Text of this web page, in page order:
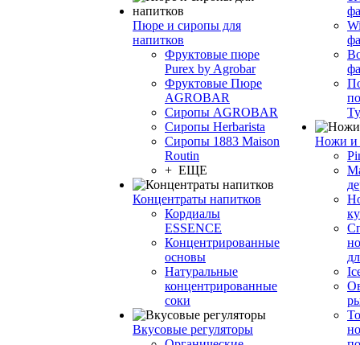
Пюре и сиропы для
напитков
Фруктовые пюре
Purex by Agrobar
Фруктовые Пюре
AGROBAR
Сиропы AGROBAR
Сиропы Herbarista
Сиропы 1883 Maison
Routin
+ ЕЩЕ
Концентраты напитков
Кордиалы
ESSENCE
Концентрированные
основы
Натуральные
концентрированные
соки
Вкусовые регуляторы
Ножи и